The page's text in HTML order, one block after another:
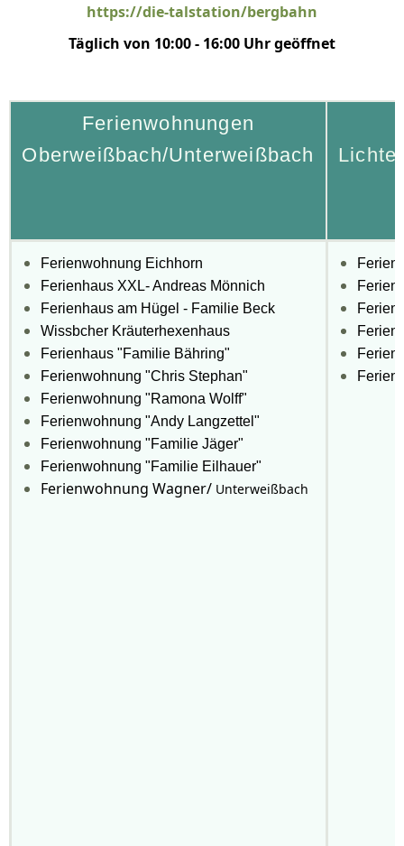
https://die-talstation/bergbahn
Täglich von 10:00 - 16:00 Uhr geöffnet
Ferienwohnungen
Oberweißbach/Unterweißbach
Ferienwohnung Eichhorn
Ferienhaus XXL- Andreas Mönnich
Ferienhaus am Hügel - Familie Beck
Wissbcher Kräuterhexenhaus
Ferienhaus "Familie Bähring"
Ferienwohnung "Chris Stephan"
Ferienwohnung "Ramona Wolff"
Ferienwohnung "Andy Langzettel"
Ferienwohnung "Familie Jäger"
Ferienwohnung "Familie Eilhauer"
Ferienwohnung Wagner/ Unterweißbach